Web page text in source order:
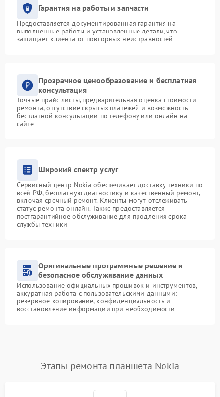
Гарантия на работы и запчасти
Предоставляется документированная гарантия на
выполненные работы и установленные детали, что
защищает клиента от повторных неисправностей
Прозрачное ценообразование и бесплатная
консультация
Точные прайс-листы, предварительная оценка стоимости
ремонта, отсутствие скрытых платежей и возможность
бесплатной консультации по телефону или онлайн на
сайте
Широкий спектр услуг
Сервисный центр Nokia обеспечивает доставку техники по
всей РФ, бесплатную диагностику и качественный ремонт,
включая срочный ремонт. Клиенты могут отслеживать
статус ремонта онлайн. Также предоставляется
постгарантийное обслуживание для продления срока
службы техники
Оригинальные программные решение и
безопасное обслуживание данных
Использование официальных прошивок и инструментов,
аккуратная работа с пользовательскими данными:
резервное копирование, конфиденциальность и
восстановление информации при необходимости
Этапы ремонта планшета Nokia